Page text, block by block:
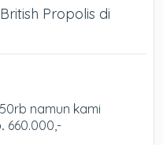
Propolis di
namun kami
660.000,-